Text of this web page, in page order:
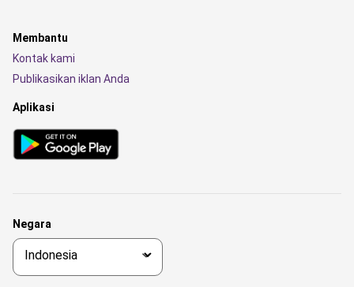
Membantu
Kontak kami
Publikasikan iklan Anda
Aplikasi
Negara